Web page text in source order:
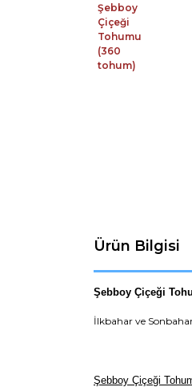
Ürün Bilgisi
Şebboy Çiçeği
İlkbahar ve
Şebboy Çiçeği